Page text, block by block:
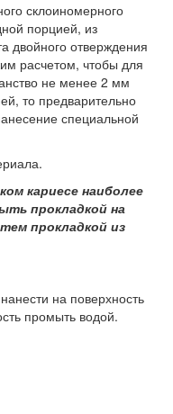
склоиномерного
порцией, из
двойного отверждения
расчетом, чтобы для
не менее 2 мм
то предварительно
специальной
кариесе наиболее
прокладкой на
прокладкой из
на поверхность
промыть водой.